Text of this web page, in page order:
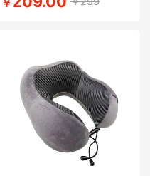
￥